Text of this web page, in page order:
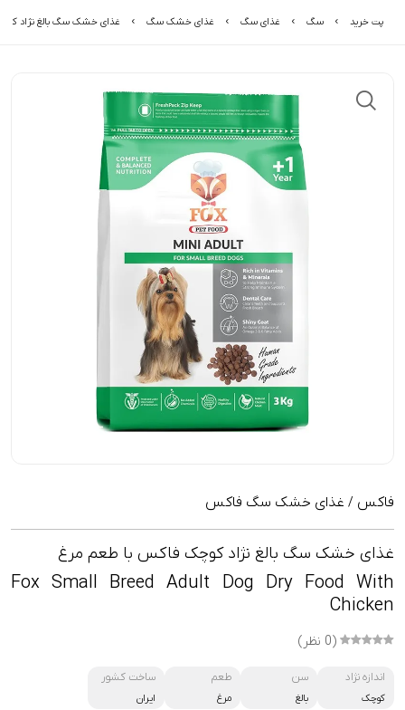
پت خرید سگ غذای سگ غذای خشک سگ غذای خشک سگ بالغ نژاد
فاکس / غذای خشک سگ فاکس
غذای خشک سگ بالغ نژاد کوچک فاکس با طعم مرغ
Fox Small Breed Adult Dog Dry Food With
Chicken
(0 نظر)
اندازه نژاد
کوچک
سن
بالغ
طعم
مرغ
ساخت کشور
ایران